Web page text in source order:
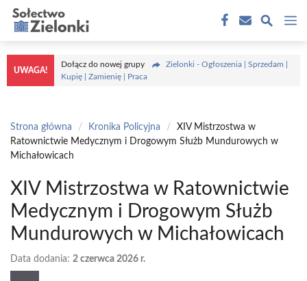
Przejdź
treści
UWAGA!
Dołącz do nowej grupy
Zielonki - Ogłoszenia | Sprzedam |
Kupię | Zamienię | Praca
Strona główna / Kronika Policyjna /
XIV Mistrzostwa w
Ratownictwie Medycznym i Drogowym Służb Mundurowych w
Michałowicach
XIV Mistrzostwa w Ratownictwie
Medycznym i Drogowym Służb
Mundurowych w Michałowicach
Data dodania: 2 czerwca 2026 r.